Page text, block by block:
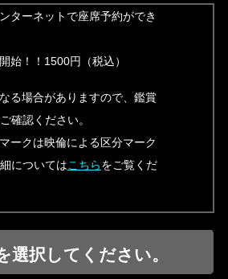
ターネットで座席予約ができ
始！！1500円（税込）
る場合がありますので、鑑賞
確認ください。
ークは映倫による区分マーク
についてはこちらをご覧くだ
選択してください。